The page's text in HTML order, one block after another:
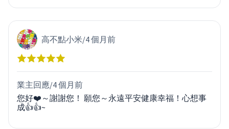
高不點小米/4 個月前
業主回應/4 個月前
您好❤️～謝謝您！ 願您～永遠平安健康幸福！心想事
成👍👍~